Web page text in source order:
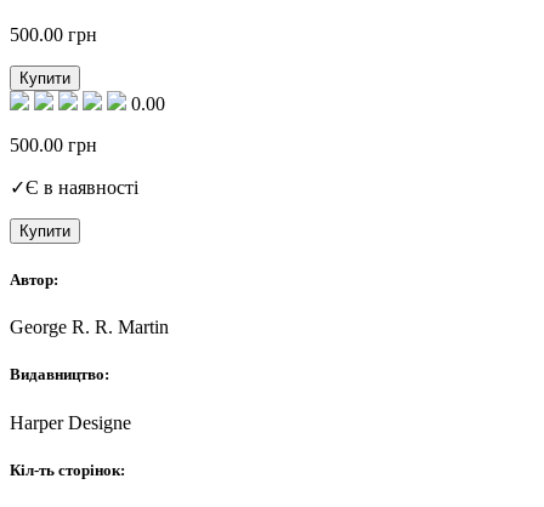
500.00 грн
Купити
0.00
500.00 грн
✓Є в наявності
Купити
Автор:
George R. R. Martin
Видавництво:
Harper Designe
Кіл-ть сторінок: